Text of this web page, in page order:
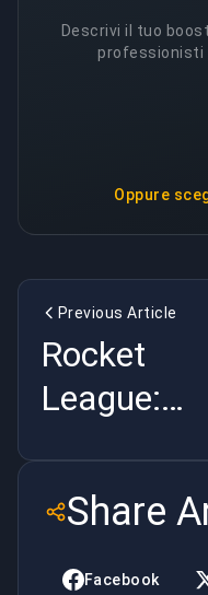
Descrivi il tuo
professionisti
Oppure
Previous Article
Rocket
League:
il gioco
sportivo e
gli Esports
Share
Facebook